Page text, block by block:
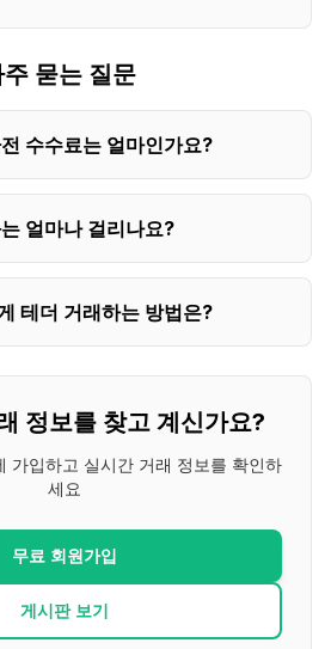
묻는 질문
수수료는 얼마인가요?
얼마나 걸리나요?
테더 거래하는 방법은?
정보를 찾고 계신가요?
가입하고 실시간 거래 정보를 확인하
세요
무료 회원가입
게시판 보기